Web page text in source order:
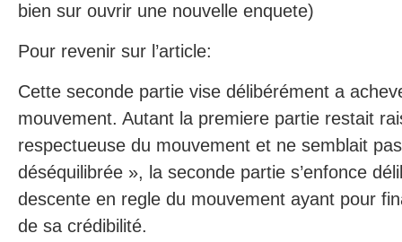
bien sur ouvrir une nouvelle enquete)
Pour revenir sur l’article:
Cette seconde partie vise délibérément a
mouvement. Autant la premiere partie restait
respectueuse du mouvement et ne semblait
déséquilibrée », la seconde partie s’enfonce
descente en regle du mouvement ayant pour
de sa crédibilité.